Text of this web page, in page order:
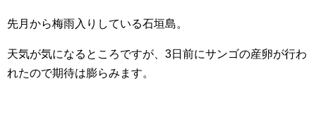
先月から梅雨入りしている石垣島。
天気が気になるところですが、3日前にサンゴの産卵が行わ
れたので期待は膨らみます。